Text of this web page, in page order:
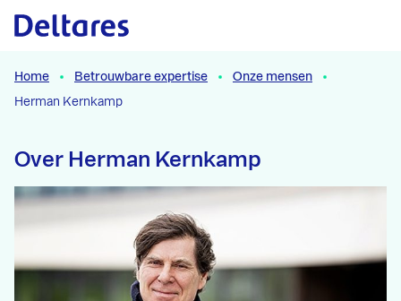
Naar hoofdcontent
Home Betrouwbare expertise
Onze mensen
Herman Kernkamp
Over Herman Kernkamp